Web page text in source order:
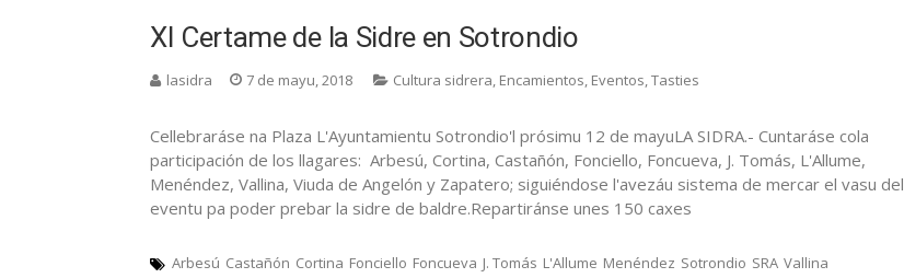
XI Certame de la Sidre en Sotrondio
lasidra 7 de mayu, 2018 Cultura sidrera, Encamientos, Eventos,Tasties
Cellebraráse na Plaza L'Ayuntamientu Sotrondio'l prósimu 12 de mayuLA SIDRA.- Cuntaráse cola
participación de los llagares: Arbesú, Cortina, Castañón, Fonciello, Foncueva, J. Tomás, L'Allume,
Menéndez, Vallina, Viuda de Angelón y Zapatero; siguiéndose l'avezáu sistema de mercar el vasu del
eventu pa poder prebar la sidre de baldre.Repartiránse unes 150 caxes
Arbesú Castañón Cortina Fonciello Foncueva J. Tomás L'Allume Menéndez Sotrondio SRA Vallina